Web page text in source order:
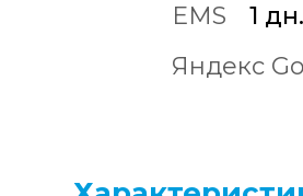
EMS
1 дн.
Яндекс Go